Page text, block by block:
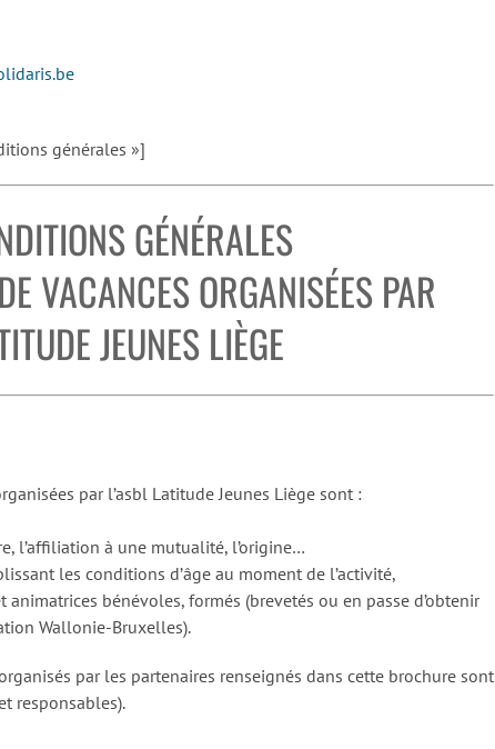
générales »]
GÉNÉRALES
VACANCES ORGANISÉES PAR
JEUNES LIÈGE
par l’asbl Latitude Jeunes Liège sont :
l’affiliation à une mutualité, l’origine…
les conditions d’âge au moment de l’activité,
animatrices bénévoles, formés (brevetés ou en passe d’obtenir
Wallonie-Bruxelles).
par les partenaires renseignés dans cette brochure sont
responsables).